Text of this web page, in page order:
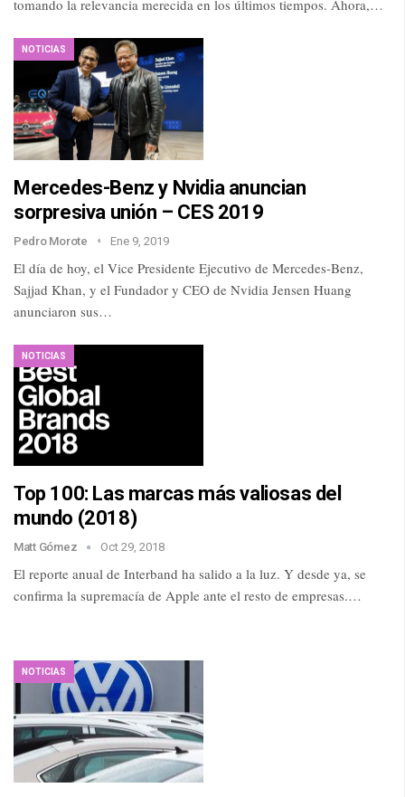
tomando la relevancia merecida en los últimos tiempos. Ahora,…
NOTICIAS
Mercedes-Benz y Nvidia anuncian
sorpresiva unión – CES 2019
Pedro Morote Ene 9, 2019
El día de hoy, el Vice Presidente Ejecutivo de Mercedes-Benz,
Sajjad Khan, y el Fundador y CEO de Nvidia Jensen Huang
anunciaron sus…
NOTICIAS
Top 100: Las marcas más valiosas del
mundo (2018)
Matt Gómez Oct 29, 2018
El reporte anual de Interband ha salido a la luz. Y desde ya, se
confirma la supremacía de Apple ante el resto de empresas.…
NOTICIAS